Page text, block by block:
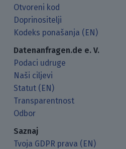
Otvoreni kod
Doprinositelji
Kodeks ponašanja (EN)
Datenanfragen.de e. V.
Podaci udruge
Naši ciljevi
Statut (EN)
Transparentnost
Odbor
Saznaj
Tvoja GDPR prava (EN)